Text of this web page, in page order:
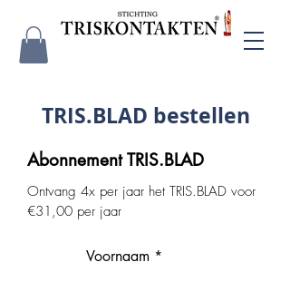
TRIS.BLAD bestellen
Abonnement TRIS.BLAD
Ontvang 4x per jaar het TRIS.BLAD voor
€31,00 per jaar
Voornaam